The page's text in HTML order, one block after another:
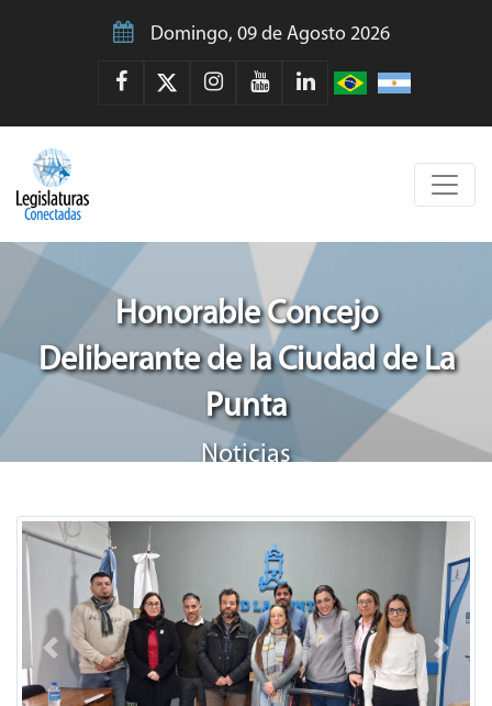
Domingo, 09 de Agosto 2026
Honorable Concejo
Deliberante de la Ciudad de La
Punta
Noticias
Previous Next